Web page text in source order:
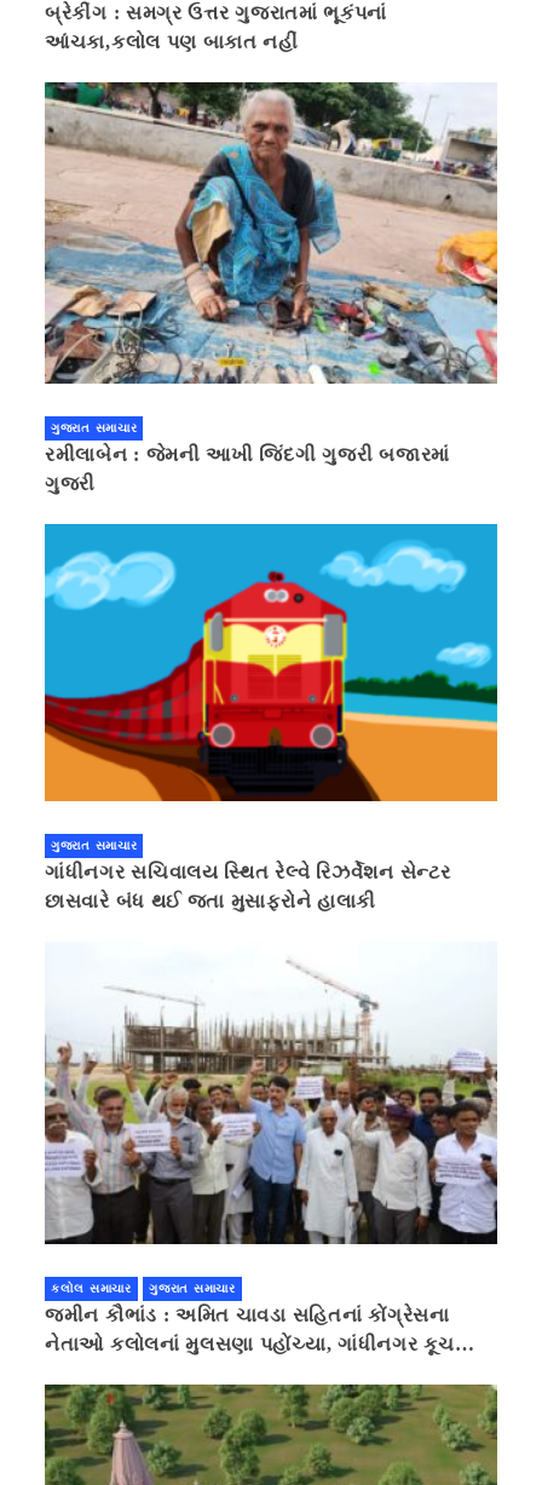
બ્રેકીંગ : સમગ્ર ઉત્તર ગુજરાતમાં ભૂકંપનાં
આંચકા,કલોલ પણ બાકાત નહીં
ગુજરાત સમાચાર
રમીલાબેન : જેમની આખી જિંદગી ગુજરી બજારમાં
ગુજરી
ગુજરાત સમાચાર
ગાંધીનગર સચિવાલય સ્થિત રેલ્વે રિઝર્વેશન સેન્ટર
છાસવારે બંધ થઈ જતા મુસાફરોને હાલાકી
કલોલ સમાચાર ગુજરાત સમાચાર
જમીન કૌભાંડ : અમિત ચાવડા સહિતનાં કોંગ્રેસના
નેતાઓ કલોલનાં મુલસણા પહોંચ્યા, ગાંધીનગર કૂચ